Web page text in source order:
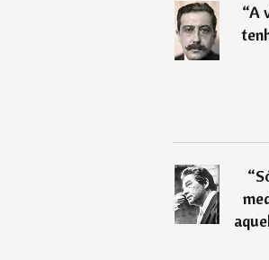
“A
“